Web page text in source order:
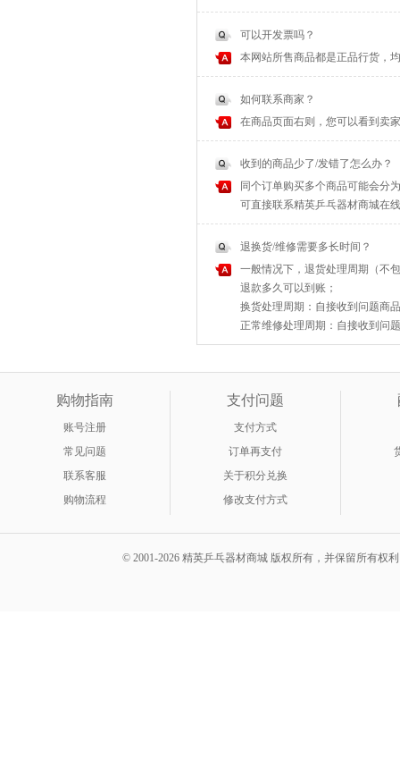
可以开发票吗？
本网站所售商品都是正品行货，
如何联系商家？
在商品页面右则，您可以看到卖
收到的商品少了/发错了怎么办？
同个订单购买多个商品可能会分
可直接联系精英乒乓器材商城在
退换货/维修需要多长时间？
一般情况下，退货处理周期（不
退款多久可以到账；
换货处理周期：自接收到问题商
正常维修处理周期：自接收到问
购物指南
账号注册
常见问题
联系客服
购物流程
支付问题
支付方式
订单再支付
关于积分兑换
修改支付方式
© 2001-2026 精英乒乓器材商城 版权所有，并保留所有权